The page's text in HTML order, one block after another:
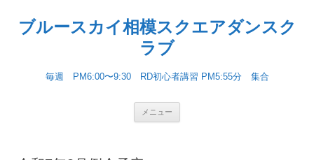
ブルースカイ相模スクエアダンスク
ラブ
毎週 PM6:00〜9:30 RD初心者講習 PM5:55分 集合
メニュー